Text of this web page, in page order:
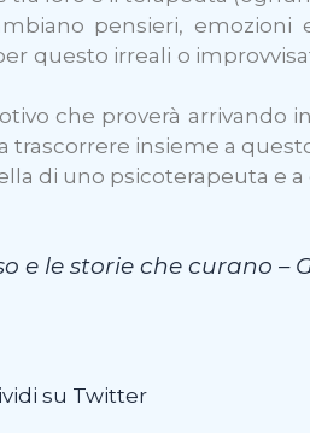
pensieri,
questo irreali o
che proverà arrivando
insieme a
di uno psicoterapeuta e a
e le storie che curano –
su Twitter